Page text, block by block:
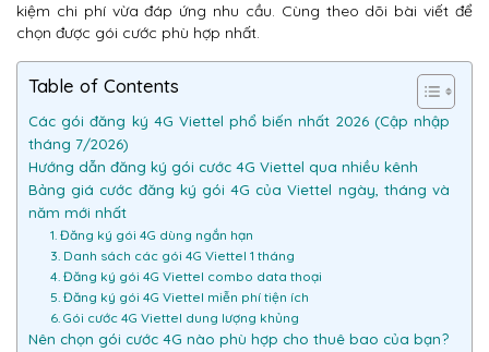
kiệm chi phí vừa đáp ứng nhu cầu. Cùng theo dõi bài viết để
chọn được gói cước phù hợp nhất.
Table of Contents
Các gói đăng ký 4G Viettel phổ biến nhất 2026 (Cập nhập
tháng 7/2026)
Hướng dẫn đăng ký gói cước 4G Viettel qua nhiều kênh
Bảng giá cước đăng ký gói 4G của Viettel ngày, tháng và
năm mới nhất
1. Đăng ký gói 4G dùng ngắn hạn
3. Danh sách các gói 4G Viettel 1 tháng
4. Đăng ký gói 4G Viettel combo data thoại
5. Đăng ký gói 4G Viettel miễn phí tiện ích
6. Gói cước 4G Viettel dung lượng khủng
Nên chọn gói cước 4G nào phù hợp cho thuê bao của bạn?